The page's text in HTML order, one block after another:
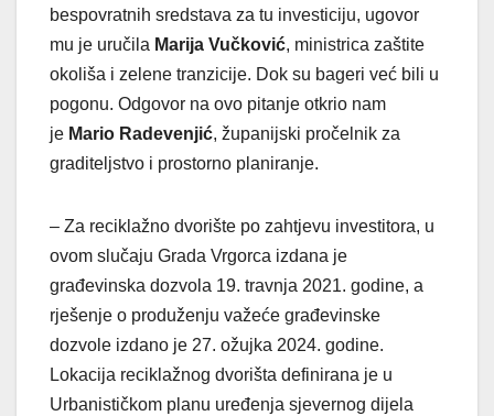
bespovratnih sredstava za tu investiciju, ugovor
mu je uručila Marija Vučković, ministrica zaštite
okoliša i zelene tranzicije. Dok su bageri već bili u
pogonu. Odgovor na ovo pitanje otkrio nam
je Mario Radevenjić, županijski pročelnik za
graditeljstvo i prostorno planiranje.
– Za reciklažno dvorište po zahtjevu investitora, u
ovom slučaju Grada Vrgorca izdana je
građevinska dozvola 19. travnja 2021. godine, a
rješenje o produženju važeće građevinske
dozvole izdano je 27. ožujka 2024. godine.
Lokacija reciklažnog dvorišta definirana je u
Urbanističkom planu uređenja sjevernog dijela